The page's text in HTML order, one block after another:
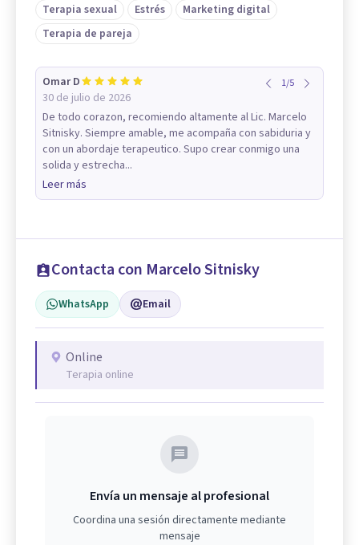
Terapia sexual
Estrés
Marketing digital
Terapia de pareja
Omar D
30 de julio de 2026
1/5
De todo corazon, recomiendo altamente al Lic. Marcelo
Sitnisky. Siempre amable, me acompaña con sabiduria y
con un abordaje terapeutico. Supo crear conmigo una
solida y estrecha...
Leer más
Contacta con Marcelo Sitnisky
WhatsApp Email
Online
Terapia online
Envía un mensaje al profesional
Coordina una sesión directamente mediante
mensaje